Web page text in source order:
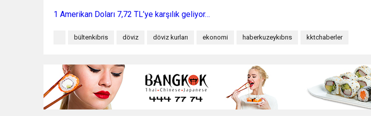
1 Amerikan Doları 7,72 TL’ye karşılık geliyor…
bültenkibris döviz döviz kurları ekonomi haberkuzeykıbrıs kktchaberler